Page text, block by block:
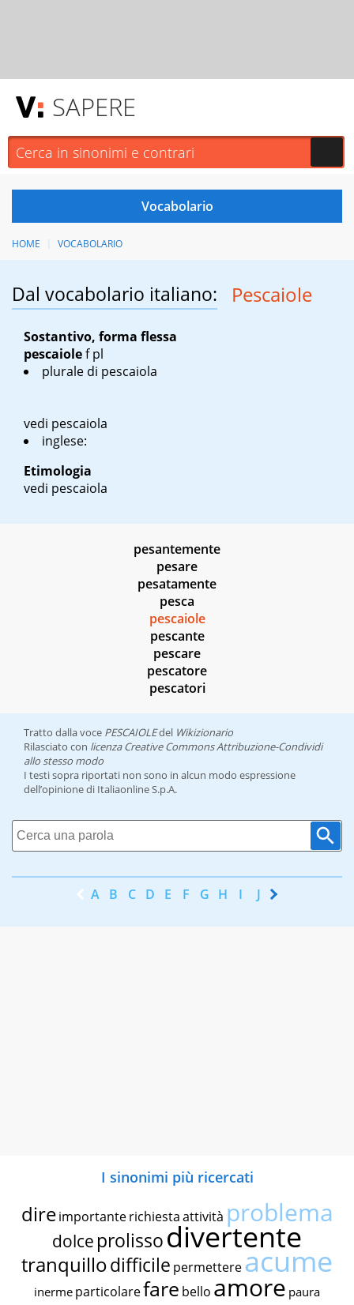
SAPERE
HOME VOCABOLARIO
Dal vocabolario italiano: Pescaiole
Sostantivo, forma flessa
pescaiolef pl
plurale di pescaiola
vedi pescaiola
inglese:
Etimologia
vedi pescaiola
pesantemente
pesare
pesatamente
pesca
pescaiole
pescante
pescare
pescatore
pescatori
Tratto dalla voce PESCAIOLEdel Wikizionario
Rilasciato con licenza Creative Commons Attribuzione-Condividi
allo stesso modo
I testi sopra riportati non sono in alcun modo espressione
dell’opinione di Italiaonline S.p.A.
A B C D E F G H I J K
I sinonimi più ricercati
dire importante richiestaattività problema
dolce prolissodivertente
tranquillodifficile permettereacume
inerme particolarefare bello amore paura